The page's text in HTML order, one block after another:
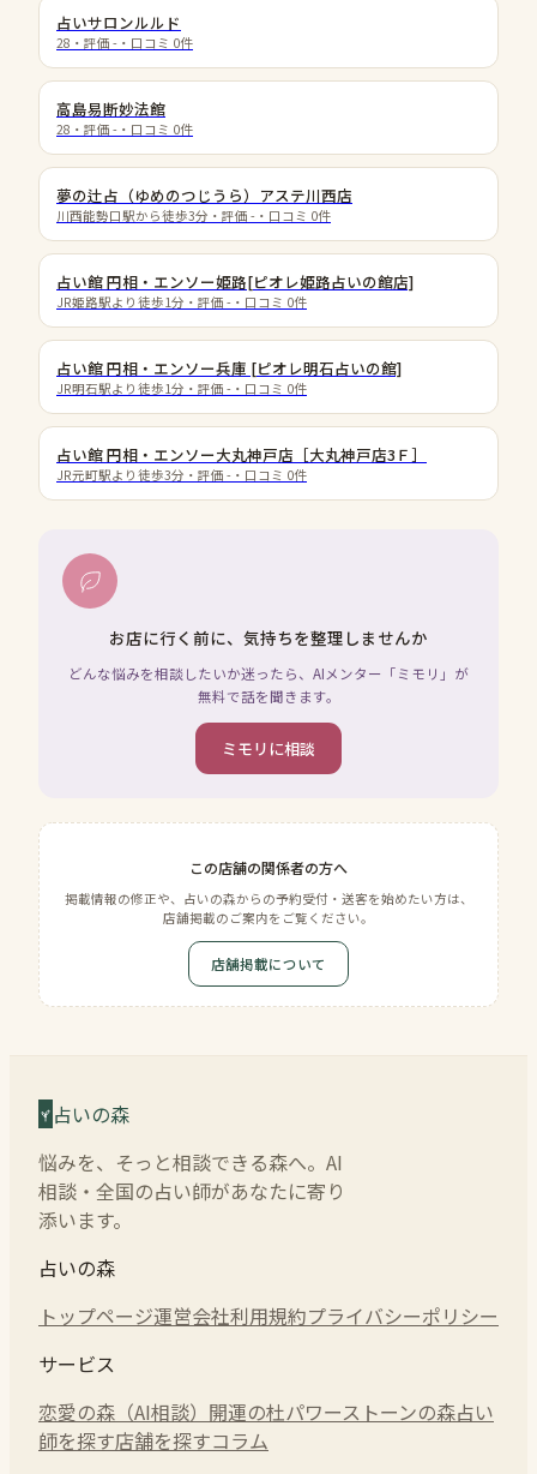
占いサロンルルド
28 ・評価 - ・口コミ 0件
高島易断妙法館
28 ・評価 - ・口コミ 0件
夢の辻占（ゆめのつじうら）アステ川西店
川西能勢口駅から徒歩3分 ・評価 - ・口コミ 0件
占い館 円相・エンソー姫路[ピオレ姫路占いの館店]
JR姫路駅より徒歩1分 ・評価 - ・口コミ 0件
占い館 円相・エンソー兵庫 [ピオレ明石占いの館]
JR明石駅より徒歩1分 ・評価 - ・口コミ 0件
占い館 円相・エンソー大丸神戸店［大丸神戸店3Ｆ］
JR元町駅より徒歩3分 ・評価 - ・口コミ 0件
お店に行く前に、気持ちを整理しませんか
どんな悩みを相談したいか迷ったら、AIメンター「ミモリ」が
無料で話を聞きます。
ミモリに相談
この店舗の関係者の方へ
掲載情報の修正や、占いの森からの予約受付・送客を始めたい方は、
店舗掲載のご案内をご覧ください。
店舗掲載について
占いの森
悩みを、そっと相談できる森へ。AI
相談・全国の占い師があなたに寄り
添います。
占いの森
トップページ運営会社利用規約プライバシーポリシー
サービス
恋愛の森（AI相談） 開運の杜パワーストーンの森占い
師を探す店舗を探すコラム